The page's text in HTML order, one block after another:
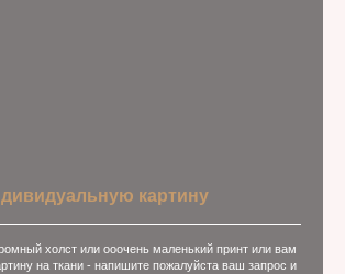
картину
холст или ооочень маленький принт или вам
на ткани - напишите пожалуйста ваш запрос и